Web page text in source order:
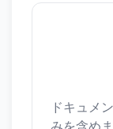
ドキュメ
みを含め